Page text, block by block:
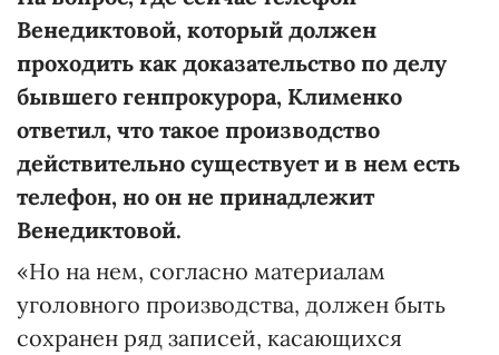
Венедиктовой, который должен
проходить как доказательство по делу
бывшего генпрокурора, Клименко
ответил, что такое производство
действительно существует и в нем есть
телефон, но он не принадлежит
Венедиктовой.
«Но на нем, согласно материалам
уголовного производства, должен быть
сохранен ряд записей, касающихся